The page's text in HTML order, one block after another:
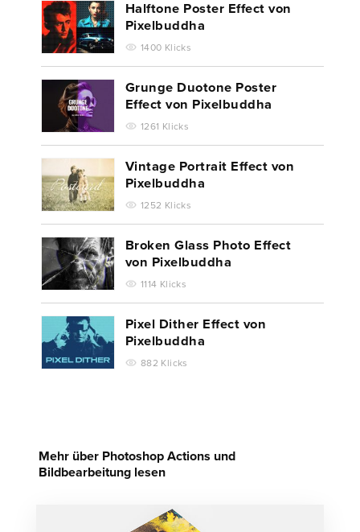
Halftone Poster Effect von
Pixelbuddha
1400 Klicks
Grunge Duotone Poster
Effect von Pixelbuddha
1261 Klicks
Vintage Portrait Effect von
Pixelbuddha
1252 Klicks
Broken Glass Photo Effect
von Pixelbuddha
1114 Klicks
Pixel Dither Effect von
Pixelbuddha
882 Klicks
Mehr über Photoshop Actions und
Bildbearbeitung lesen